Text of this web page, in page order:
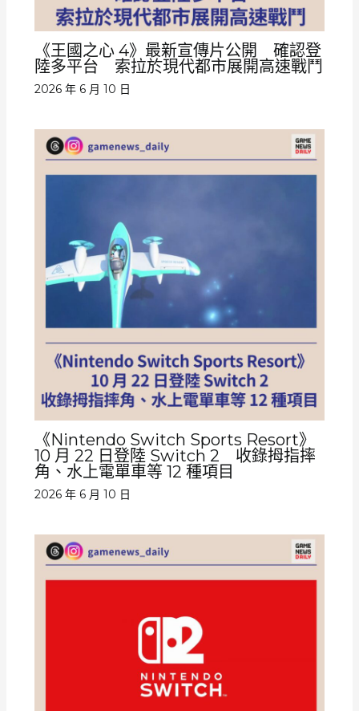
《王國之心 4》最新宣傳片公開 確認登
陸多平台 索拉於現代都市展開高速戰鬥
2026 年 6 月 10 日
《Nintendo Switch Sports Resort》
10 月 22 日登陸 Switch 2 收錄拇指摔
角、水上電單車等 12 種項目
2026 年 6 月 10 日